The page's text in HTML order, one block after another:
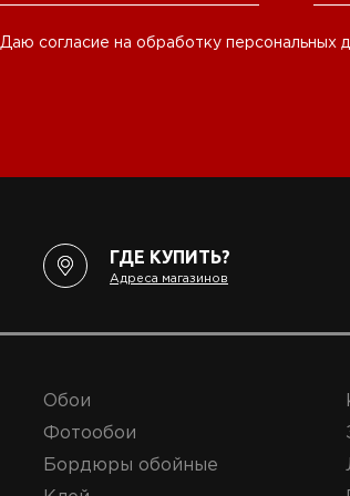
Даю согласие на обработку персональных
ГДЕ КУПИТЬ?
Адреса магазинов
Обои
Фотообои
Бордюры обойные